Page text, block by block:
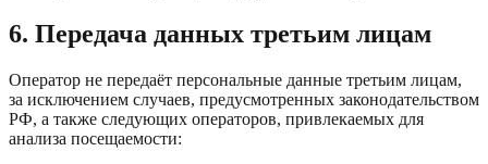
6. Передача данных третьим лицам
Оператор не передаёт персональные данные третьим лицам,
за исключением случаев, предусмотренных законодательством
РФ, а также следующих операторов, привлекаемых для
анализа посещаемости: